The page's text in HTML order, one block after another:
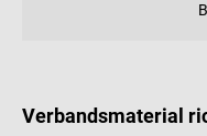
Verbandsmaterial